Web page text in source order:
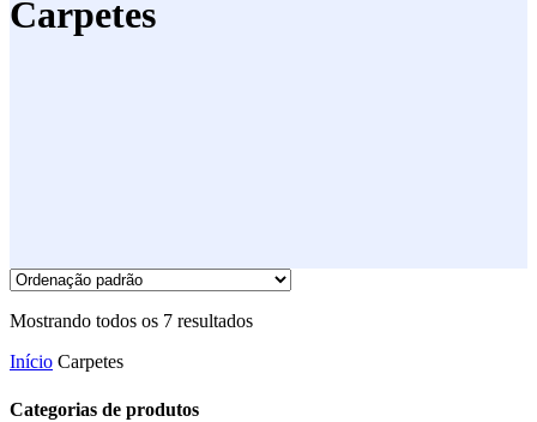
Carpetes
Mostrando todos os 7 resultados
Início Carpetes
Categorias de produtos